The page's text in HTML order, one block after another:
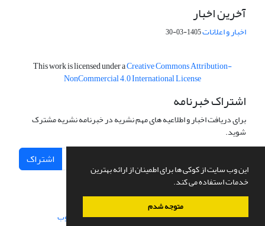
این وب سایت از کوکی ها برای اطمینان از ارائه بهترین
خدمات استفاده می کند.
متوجه شدم
آخرین اخبار
اخبار و اعلانات1405-03-30
This work is licensed under aCreative Commons Attribution-
NonCommercial 4.0 International License
اشتراک خبرنامه
برای دریافت اخبار و اطلاعیه های مهم نشریه در خبرنامه نشریه مشترک
شوید.
اشتراک
سامانه مدیریت نشریات علمی.طراحی و پیاده سازی از سیناوب